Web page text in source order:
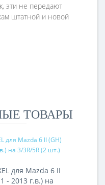
эти не передают
штатной и новой
ТОВАРЫ
для Mazda 6 II
- 2013 г.в.) на